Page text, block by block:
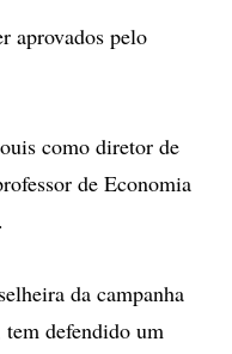
aprovados pelo
como diretor de
de Economia
da campanha
defendido um